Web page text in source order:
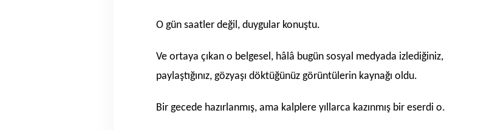
O gün saatler değil, duygular konuştu.
Ve ortaya çıkan o belgesel, hâlâ bugün sosyal medyada izlediğiniz,
paylaştığınız, gözyaşı döktüğünüz görüntülerin kaynağı oldu.
Bir gecede hazırlanmış, ama kalplere yıllarca kazınmış bir eserdi o.